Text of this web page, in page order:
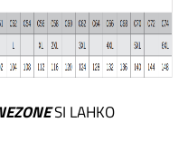
SI LAHKO